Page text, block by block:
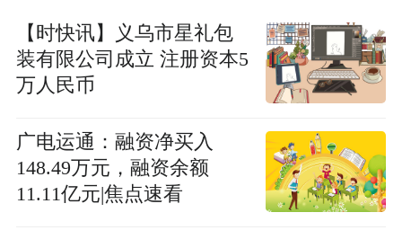
【时快讯】义乌市星礼包
装有限公司成立 注册资本5
万人民币
广电运通：融资净买入
148.49万元，融资余额
11.11亿元|焦点速看